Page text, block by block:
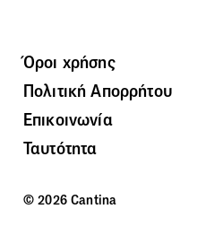
Όροι χρήσης
Πολιτική Απορρήτου
Επικοινωνία
Ταυτότητα
© 2026 Cantina